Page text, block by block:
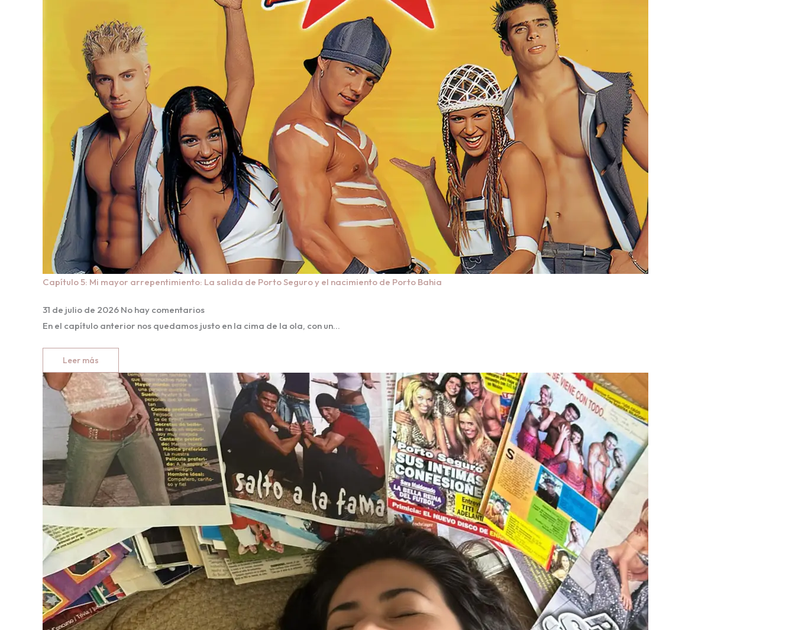
Capítulo 5: Mi mayor arrepentimiento: La salida de Porto Seguro y el nacimiento de Porto Bahia
31 de julio de 2026 No hay comentarios
En el capítulo anterior nos quedamos justo en la cima de la ola, con un…
Leer más